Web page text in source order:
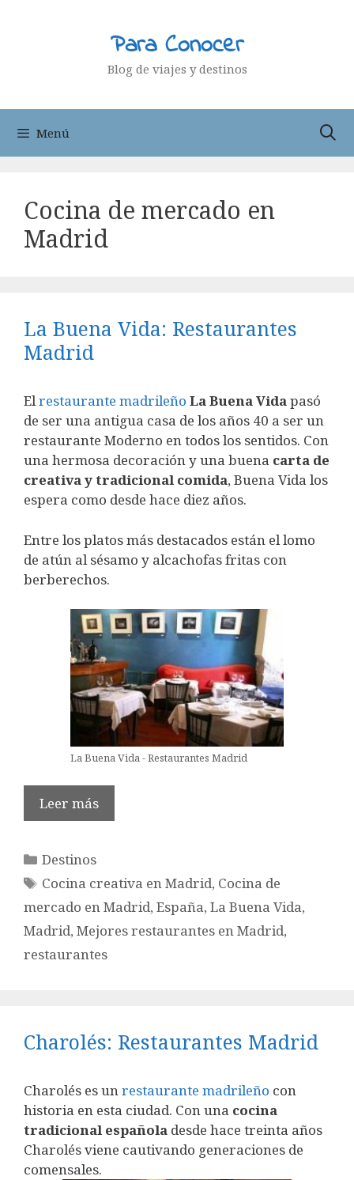
Para Conocer
Blog de viajes y destinos
Menú
Cocina de mercado en
Madrid
La Buena Vida: Restaurantes
Madrid
Elrestaurante madrileño La Buena Vidapasó
de ser una antigua casa de los años 40 a ser un
restaurante Moderno en todos los sentidos. Con
una hermosa decoración y una buena carta de
creativa y tradicional comida, Buena Vida los
espera como desde hace diez años.
Entre los platos más destacados están el lomo
de atún al sésamo y alcachofas fritas con
berberechos.
La Buena Vida - Restaurantes Madrid
Leer más
Categorías
Destinos
Etiquetas
Cocina creativa en Madrid, Cocina de
mercado en Madrid, España, La Buena Vida,
Madrid, Mejores restaurantes en Madrid,
restaurantes
Charolés: Restaurantes Madrid
Charolés es unrestaurante madrileño con
historia en esta ciudad. Con una cocina
tradicional española desde hace treinta años
Charolés viene cautivando generaciones de
comensales.